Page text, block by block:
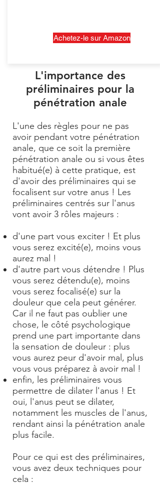
Achetez-le sur Amazon
L'importance des
préliminaires pour la
pénétration anale
L'une des règles pour ne pas
avoir pendant votre pénétration
anale, que ce soit la première
pénétration anale ou si vous êtes
habitué(e) à cette pratique, est
d'avoir des préliminaires qui se
focalisent sur votre anus ! Les
préliminaires centrés sur l'anus
vont avoir 3 rôles majeurs :
d'une part vous exciter ! Et plus
vous serez excité(e), moins vous
aurez mal !
d'autre part vous détendre ! Plus
vous serez détendu(e), moins
vous serez focalisé(e) sur la
douleur que cela peut générer.
Car il ne faut pas oublier une
chose, le côté psychologique
prend une part importante dans
la sensation de douleur : plus
vous aurez peur d'avoir mal, plus
vous vous préparez à avoir mal !
enfin, les préliminaires vous
permettre de dilater l'anus ! Et
oui, l'anus peut se dilater,
notamment les muscles de l'anus,
rendant ainsi la pénétration anale
plus facile.
Pour ce qui est des préliminaires,
vous avez deux techniques pour
cela :